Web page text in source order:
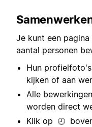
Je kunt een
aantal personen
Hun
kijken of aan
Alle
worden direct
Klik op
🕘